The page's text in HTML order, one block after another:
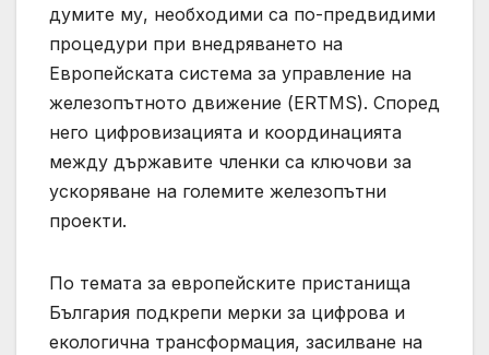
думите му, необходими са по-предвидими
процедури при внедряването на
Европейската система за управление на
железопътното движение (ERTMS). Според
него цифровизацията и координацията
между държавите членки са ключови за
ускоряване на големите железопътни
проекти.
По темата за европейските пристанища
България подкрепи мерки за цифрова и
екологична трансформация, засилване на